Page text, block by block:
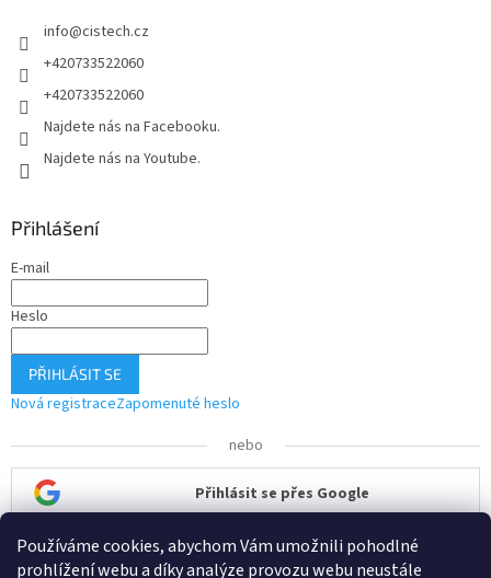
Používáme cookies, abychom Vám umožnili pohodlné
prohlížení webu a díky analýze provozu webu neustále
info@cistech.cz
+420733522060
+420733522060
Najdete nás na Facebooku.
Najdete nás na Youtube.
Přihlášení
E-mail
Heslo
PŘIHLÁSIT SE
Nová registraceZapomenuté heslo
nebo
Přihlásit se přes Google
Přihlásit se přes Seznam